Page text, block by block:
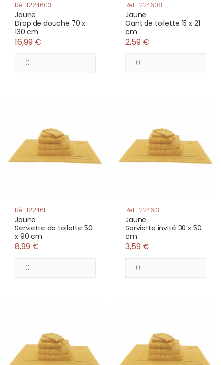
Réf: 1224603
Jaune
Drap de douche 70 x
130 cm
16,99 €
Réf: 1224608
Jaune
Gant de toilette 15 x 21
cm
2,59 €
Réf: 1224611
Jaune
Serviette de toilette 50
x 90 cm
8,99 €
Réf: 1224613
Jaune
Serviette invité 30 x 50
cm
3,59 €